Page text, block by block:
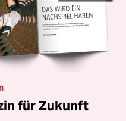
für Zukunft